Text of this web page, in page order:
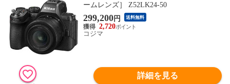
ームレンズ］ Z52LK24-50
299,200円 送料無料
2,720
コジマ
詳細を見る